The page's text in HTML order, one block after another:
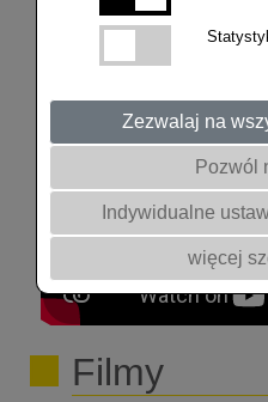
Zezwalaj na
Pozwól
Indywidualne
więcej
00:00 - 01:04 Wstęp
rzepaku nowej generacji
Saaten-Union Polska
rzepaku, Artur Kozera,
Odkrywka glebowa –
aktywna gleba podstawą
Kotowski, Timac Agro
kondycji roślin oraz
Przyrodniczy w Poznaniu
rzepaku w czasie
Filmy